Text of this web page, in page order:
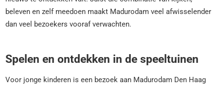
beleven en zelf meedoen maakt Madurodam veel afwisselender
dan veel bezoekers vooraf verwachten.
Spelen en ontdekken in de speeltuinen
Voor jonge kinderen is een bezoek aan Madurodam Den Haag